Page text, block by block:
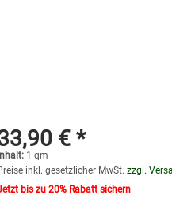
€ *
Inhalt: 1 qm
inkl. gesetzlicher MwSt.zzgl.
bis zu 20% Rabatt sichern